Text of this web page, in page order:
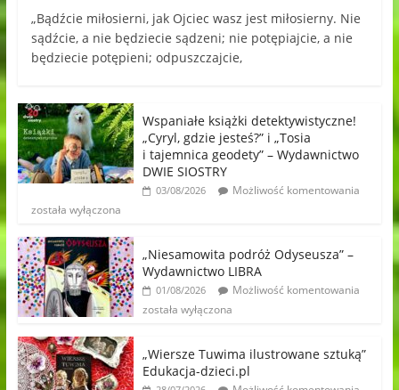
„Bądźcie miłosierni, jak Ojciec wasz jest miłosierny. Nie
sądźcie, a nie będziecie sądzeni; nie potępiajcie, a nie
będziecie potępieni; odpuszczajcie,
Wspaniałe książki detektywistyczne!
„Cyryl, gdzie jesteś?” i „Tosia
i tajemnica geodety” – Wydawnictwo
DWIE SIOSTRY
03/08/2026
Możliwość komentowania
została wyłączona
„Niesamowita podróż Odyseusza” –
Wydawnictwo LIBRA
01/08/2026
Możliwość komentowania
została wyłączona
„Wiersze Tuwima ilustrowane sztuką”
Edukacja-dzieci.pl